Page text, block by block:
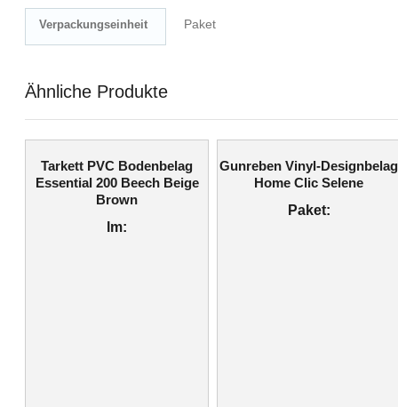
Verpackungseinheit Paket
Ähnliche Produkte
Tarkett PVC Bodenbelag
Essential 200 Beech Beige
Brown
lm:
Gunreben Vinyl-Designbelag
Home Clic Selene
Paket: